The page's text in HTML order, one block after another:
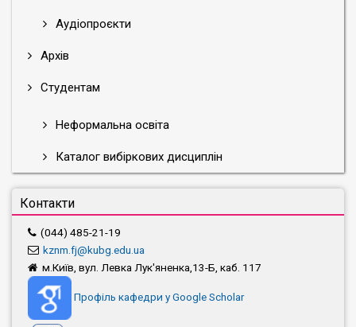
Аудіопроєкти
Архів
Студентам
Неформальна освіта
Каталог вибіркових дисциплін
Контакти
(044) 485-21-19
kznm.fj@kubg.edu.ua
м.Київ, вул. Левка Лук'яненка,13-Б, каб. 117
Профіль кафедри у Google Scholar